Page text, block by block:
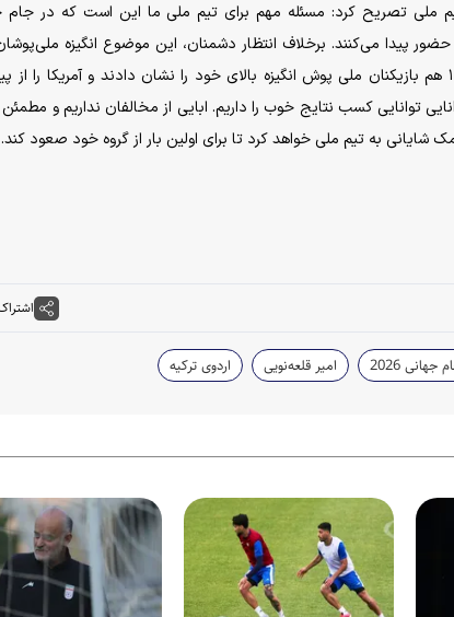
ملی تصریح کرد: مسئله مهم برای تیم ملی ما این است که در جام
پیدا می‌کنند. برخلاف انتظار دشمنان، این موضوع انگیزه
برای برتری افزایش خواهد داد. همانطور که در جام جهانی ۱۹۹۸ هم بازیکنان ملی پوش انگیزه بالای خود را نشان دادند و آمریکا
توانایی کسب نتایج خوب را داریم. ابایی از مخالفان نداریم و
به تیم ملی خواهد کرد تا برای اولین بار از گروه خود صعود کند.
جهانی 2026 امیر قلعه‌نویی اردوی ترکیه